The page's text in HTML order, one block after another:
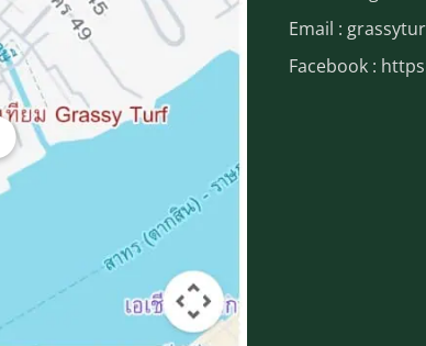
Email :
Facebook :